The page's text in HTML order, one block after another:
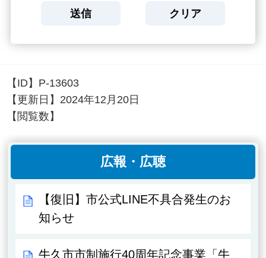
【ID】 P-13603
【更新日】 2024年12月20日
【閲覧数】
広報・広聴
【復旧】市公式LINE不具合発生のお
知らせ
牛久市市制施行40周年記念事業「牛